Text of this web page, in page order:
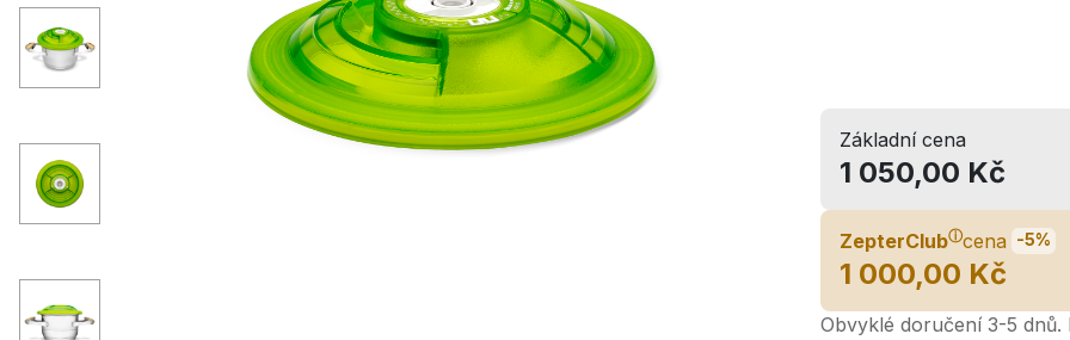
Základní cena
1 050,00 Kč
ZepterClubⓘcena -5%
1 000,00 Kč
Obvyklé doručení 3-5 dnů.